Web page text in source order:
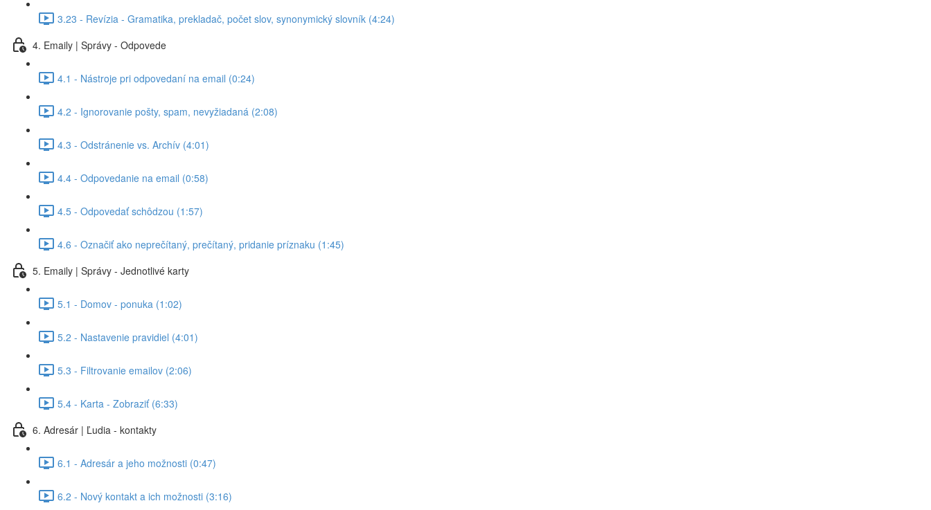
3.23 - Revízia - Gramatika, prekladač, počet slov, synonymický slovník (4:24)
4. Emaily | Správy - Odpovede
4.1 - Nástroje pri odpovedaní na email (0:24)
4.2 - Ignorovanie pošty, spam, nevyžiadaná (2:08)
4.3 - Odstránenie vs. Archív (4:01)
4.4 - Odpovedanie na email (0:58)
4.5 - Odpovedať schôdzou (1:57)
4.6 - Označiť ako neprečítaný, prečítaný, pridanie príznaku (1:45)
5. Emaily | Správy - Jednotlivé karty
5.1 - Domov - ponuka (1:02)
5.2 - Nastavenie pravidiel (4:01)
5.3 - Filtrovanie emailov (2:06)
5.4 - Karta - Zobraziť (6:33)
6. Adresár | Ľudia - kontakty
6.1 - Adresár a jeho možnosti (0:47)
6.2 - Nový kontakt a ich možnosti (3:16)